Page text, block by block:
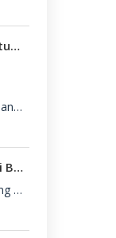
Surat Singkat Untukmu Yang Belum Juga Diterima Di Perguruan Tinggi
Bapak tau betul rasanya berat sekali ketika dirimu belum juga diterima di Perguru
Mengaku Cinta Di Balik Keterbatasan: Seni Menerima Diri Di Hadapan Ilahi
Di saat banyak orang yang serba menuntut kesempurnaan, kita sering kali terjebak dalam rasa bersalah